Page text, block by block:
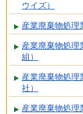
ウイズ）
産業廃棄物処理
産業廃棄物処理
組）
産業廃棄物処理
社）
産業廃棄物処理